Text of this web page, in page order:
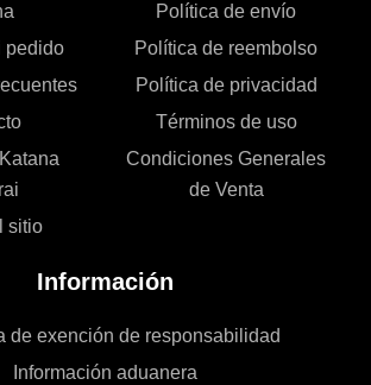
pedido
sitio
Política de envío
Política de reembolso
Política de privacidad
Términos de uso
Condiciones Generales
de Venta
Información
de exención de responsabilidad
Información aduanera